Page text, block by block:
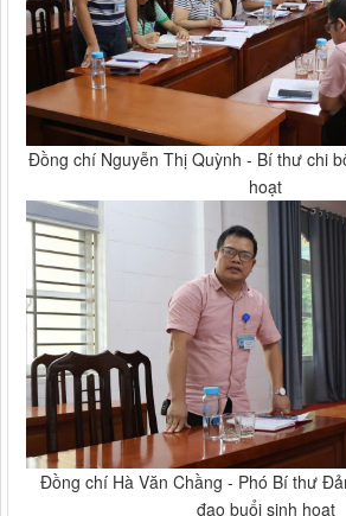
Đồng chí Nguyễn Thị Quỳnh - Bí thư chi
hoạt
Đồng chí Hà Văn Chầng - Phó Bí thư
đạo buổi sinh hoạt